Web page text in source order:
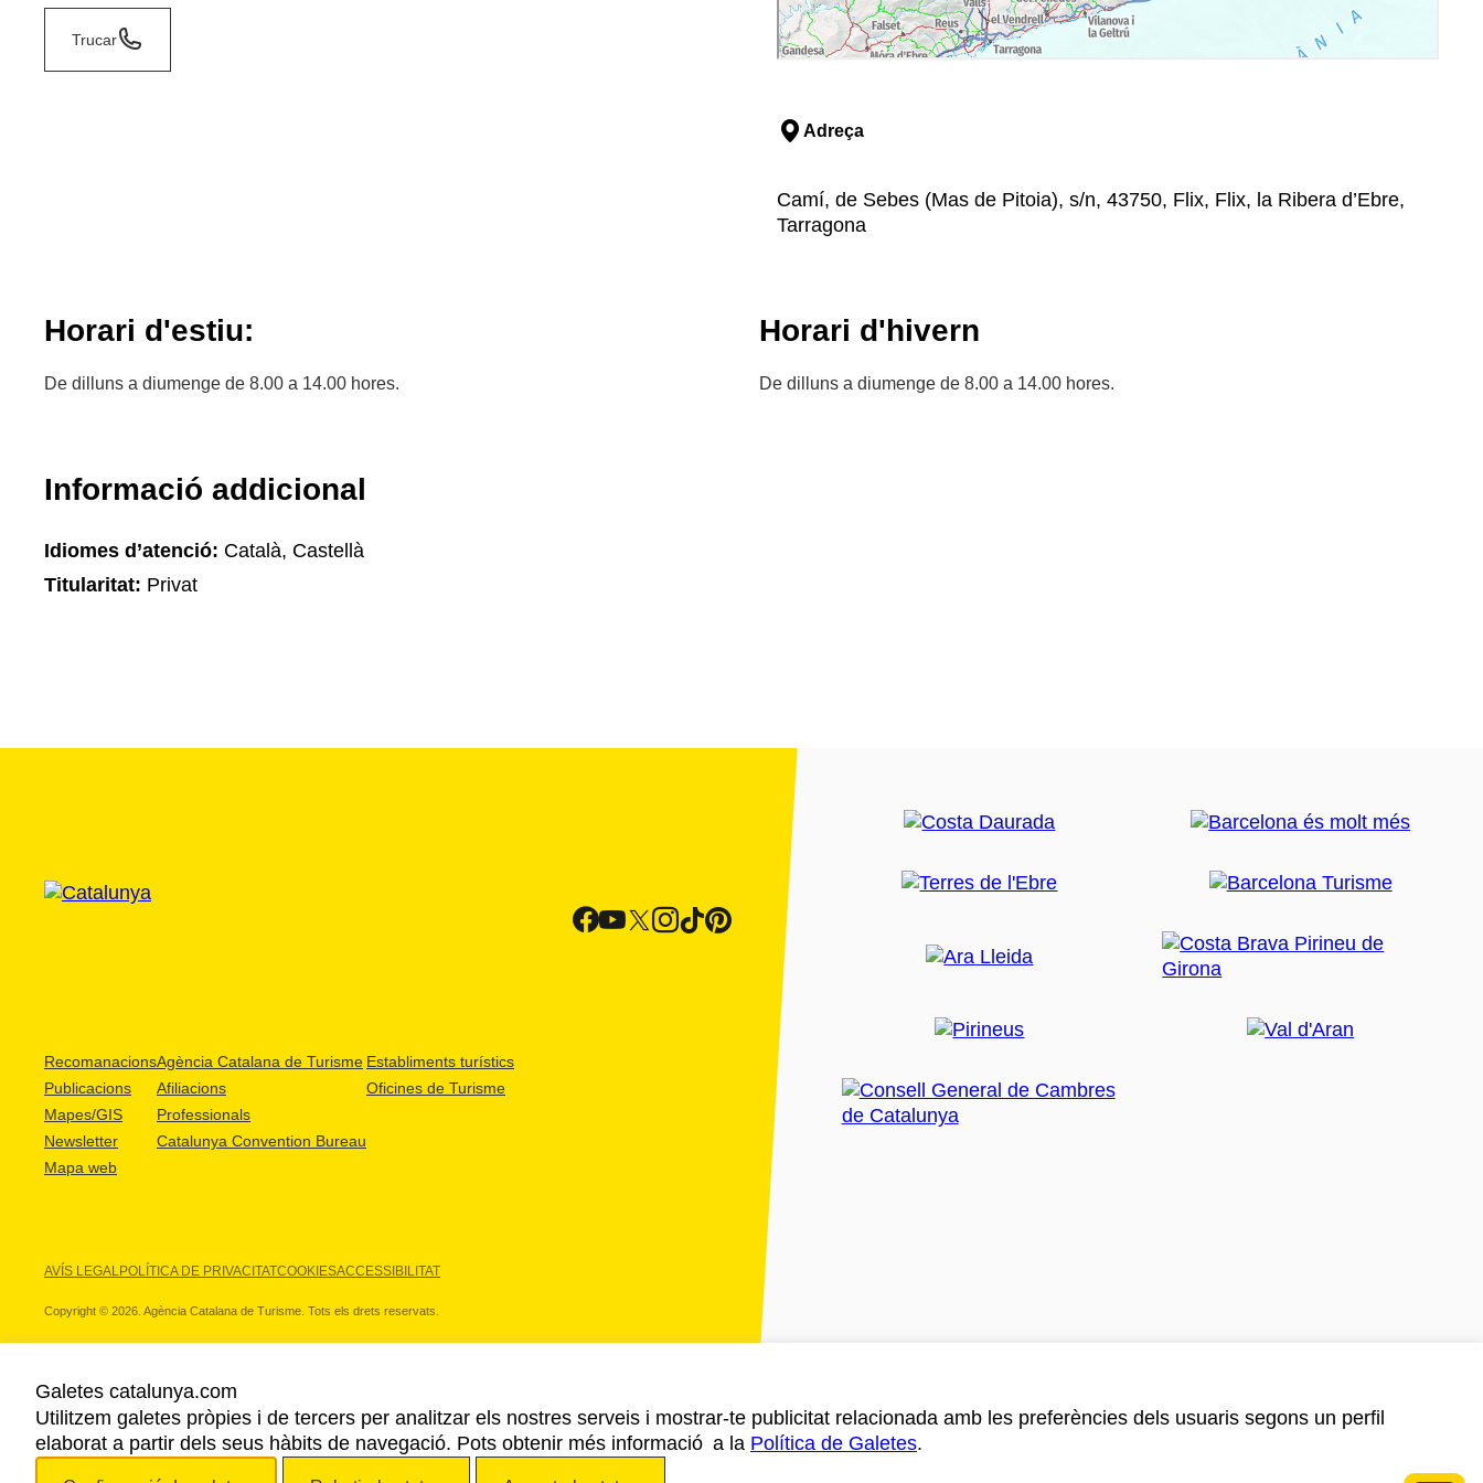
Trucar
Adreça
Camí, de Sebes (Mas de Pitoia), s/n, 43750, Flix, Flix, la Ribera d’Ebre,
Tarragona
Horari d'estiu:
De dilluns a diumenge de 8.00 a 14.00 hores.
Horari d'hivern
De dilluns a diumenge de 8.00 a 14.00 hores.
Informació addicional
Idiomes d’atenció: Català, Castellà
Titularitat: Privat
Recomanacions
Publicacions
Mapes/GIS
Newsletter
Mapa web
Agència Catalana de Turisme
Afiliacions
Professionals
Catalunya Convention Bureau
Establiments turístics
Oficines de Turisme
AVÍS LEGALPOLÍTICA DE PRIVACITATCOOKIESACCESSIBILITAT
Copyright © 2026. Agència Catalana de Turisme. Tots els drets reservats.
ELS NOSTRES PARTNERS
Galetes catalunya.com
Utilitzem galetes pròpies i de tercers per analitzar els nostres serveis i mostrar-te publicitat relacionada amb les preferències dels usuaris segons un perfil
elaborat a partir dels seus hàbits de navegació. Pots obtenir més informació a la Política de Galetes.